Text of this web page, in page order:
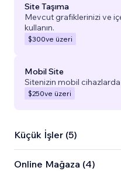
Site Taşıma
Mevcut grafiklerinizi ve
kullanın.
$300ve üzeri
Mobil Site
Sitenizin mobil
$250ve üzeri
Küçük İşler (5)
Online Mağaza (4)